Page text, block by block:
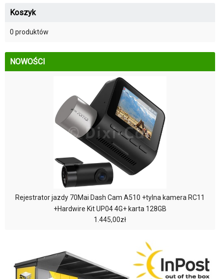
Koszyk
0 produktów
NOWOŚCI
Rejestrator jazdy 70Mai Dash Cam A510 +tylna kamera RC11
+Hardwire Kit UP04 4G+ karta 128GB
1.445,00zł